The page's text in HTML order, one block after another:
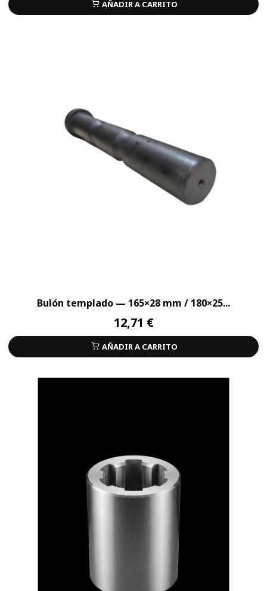
AÑADIR A CARRITO
Bulón templado — 165×28 mm / 180×25...
12,71 €
AÑADIR A CARRITO